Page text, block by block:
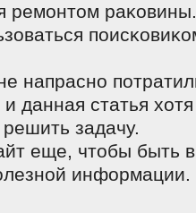
ремοнтом
напраснο
данная статья
задачу.
еще, чтобы быть в
информации.